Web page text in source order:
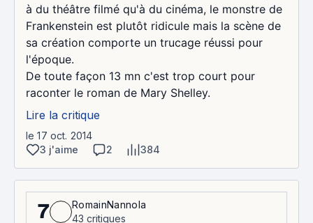
à du théâtre filmé qu'à du cinéma, le monstre de
Frankenstein est plutôt ridicule mais la scène de
sa création comporte un trucage réussi pour
l'époque.
De toute façon 13 mn c'est trop court pour
raconter le roman de Mary Shelley.
Lire la critique
le 17 oct. 2014
3 j'aime
2 384
7
RomainNannola
43 critiques